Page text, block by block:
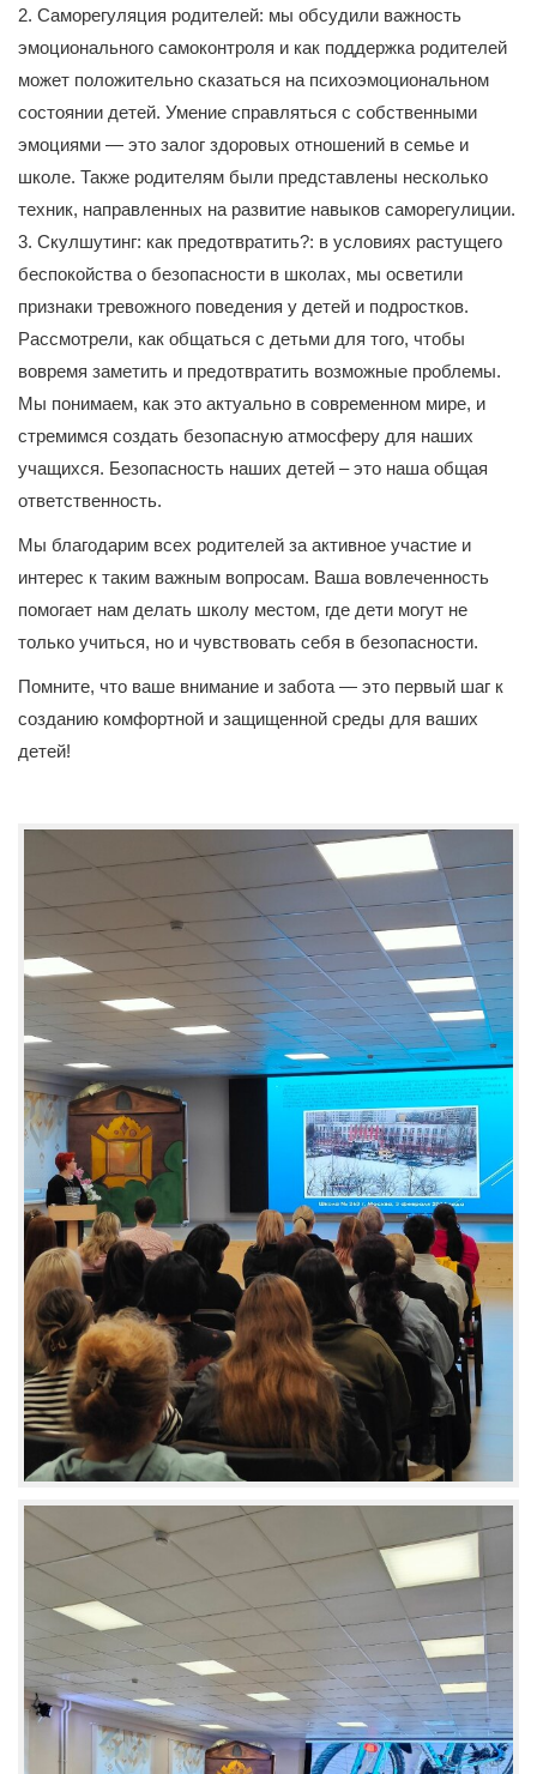
2. Саморегуляция родителей: мы обсудили важность
эмоционального самоконтроля и как поддержка родителей
может положительно сказаться на психоэмоциональном
состоянии детей. Умение справляться с собственными
эмоциями — это залог здоровых отношений в семье и
школе. Также родителям были представлены несколько
техник, направленных на развитие навыков саморегулиции.
3. Скулшутинг: как предотвратить?: в условиях растущего
беспокойства о безопасности в школах, мы осветили
признаки тревожного поведения у детей и подростков.
Рассмотрели, как общаться с детьми для того, чтобы
вовремя заметить и предотвратить возможные проблемы.
Мы понимаем, как это актуально в современном мире, и
стремимся создать безопасную атмосферу для наших
учащихся. Безопасность наших детей – это наша общая
ответственность.
Мы благодарим всех родителей за активное участие и
интерес к таким важным вопросам. Ваша вовлеченность
помогает нам делать школу местом, где дети могут не
только учиться, но и чувствовать себя в безопасности.
Помните, что ваше внимание и забота — это первый шаг к
созданию комфортной и защищенной среды для ваших
детей!